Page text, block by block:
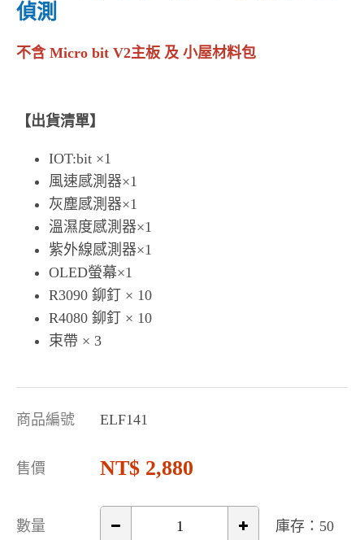
偵測
不含 Micro bit V2主板 及 小屋材料包
【出貨清單】
IOT:bit ×1
風速感測器×1
灰塵感測器×1
溫濕度感測器×1
紫外線感測器×1
OLED螢幕×1
R3090 鉚釘 × 10
R4080 鉚釘 × 10
束帶 × 3
商品編號 ELF141
售價 2,880
數量 庫存：50